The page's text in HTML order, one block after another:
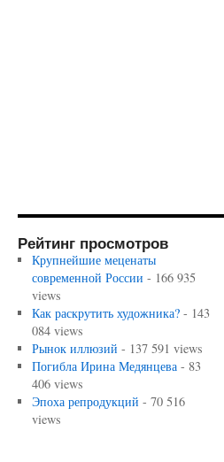
Рейтинг просмотров
Крупнейшие меценаты
современной России - 166 935
views
Как раскрутить художника?- 143
084 views
Рынок иллюзий - 137 591 views
Погибла Ирина Медянцева- 83
406 views
Эпоха репродукций - 70 516
views